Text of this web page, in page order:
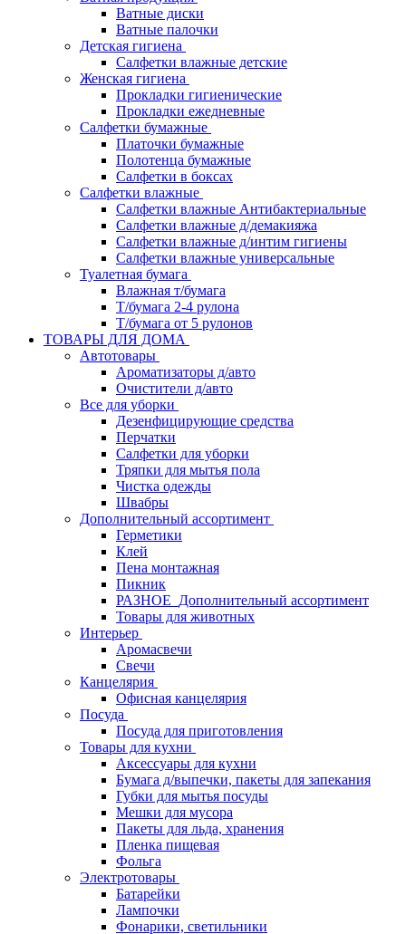
Ватные диски
Ватные палочки
Детская гигиена
Салфетки влажные детские
Женская гигиена
Прокладки гигиенические
Прокладки ежедневные
Салфетки бумажные
Платочки бумажные
Полотенца бумажные
Салфетки в боксах
Салфетки влажные
Салфетки влажные Антибактериальные
Салфетки влажные д/демакияжа
Салфетки влажные д/интим гигиены
Салфетки влажные универсальные
Туалетная бумага
Влажная т/бумага
Т/бумага 2-4 рулона
Т/бумага от 5 рулонов
ТОВАРЫ ДЛЯ ДОМА
Автотовары
Ароматизаторы д/авто
Очистители д/авто
Все для уборки
Дезенфицирующие средства
Перчатки
Салфетки для уборки
Тряпки для мытья пола
Чистка одежды
Швабры
Дополнительный ассортимент
Герметики
Клей
Пена монтажная
Пикник
РАЗНОЕ_Дополнительный ассортимент
Товары для животных
Интерьер
Аромасвечи
Свечи
Канцелярия
Офисная канцелярия
Посуда
Посуда для приготовления
Товары для кухни
Аксессуары для кухни
Бумага д/выпечки, пакеты для запекания
Губки для мытья посуды
Мешки для мусора
Пакеты для льда, хранения
Пленка пищевая
Фольга
Электротовары
Батарейки
Лампочки
Фонарики, светильники